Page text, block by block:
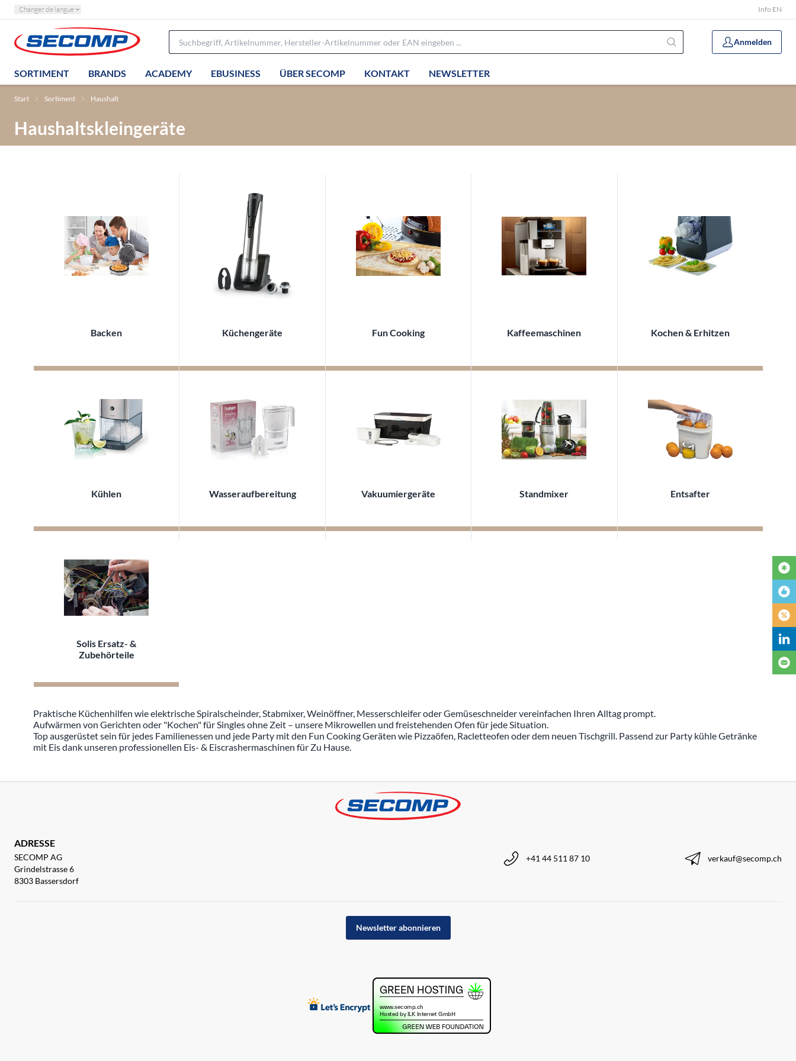
Changer de langue Info EN
Anmelden
SORTIMENT BRANDS ACADEMY EBUSINESS ÜBER SECOMP KONTAKT NEWSLETTER
Start Sortiment Haushalt
Haushaltskleingeräte
Backen Küchengeräte Fun Cooking Kaffeemaschinen Kochen & Erhitzen
Kühlen Wasseraufbereitung Vakuumiergeräte Standmixer Entsafter
Solis Ersatz- &
Zubehörteile
Praktische Küchenhilfen wie elektrische Spiralscheinder, Stabmixer, Weinöffner, Messerschleifer oder Gemüseschneider vereinfachen Ihren Alltag prompt.
Aufwärmen von Gerichten oder "Kochen" für Singles ohne Zeit – unsere Mikrowellen und freistehenden Ofen für jede Situation.
Top ausgerüstet sein für jedes Familienessen und jede Party mit den Fun Cooking Geräten wie Pizzaöfen, Racletteofen oder dem neuen Tischgrill. Passend zur Party kühle Getränke
mit Eis dank unseren professionellen Eis- & Eiscrashermaschinen für Zu Hause.
ADRESSE
SECOMP AG
Grindelstrasse 6
8303 Bassersdorf
+41 44 511 87 10 verkauf@secomp.ch
Newsletter abonnieren